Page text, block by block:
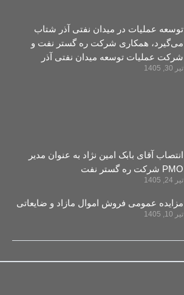
توسعه عملیات در میدان نفتی آذر شتاب
می‌گیرد، همکاری شرکت ره ‌گستر نفت و
شرکت عملیات توسعه میدان نفتی آذر
تیر 30, 1405
انتصاب آقای بابک امین نژاد به عنوان مدیر
PMO شرکت ره‌ گستر نفت
تیر 24, 1405
مزایده عمومی فروش اموال مازاد و ضایعاتی
تیر 10, 1405